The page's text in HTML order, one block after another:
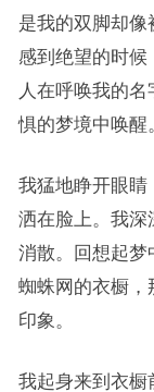
是我的双脚却
感到绝望的时
人在呼唤我的
惧的梦境中唤醒
我猛地睁开眼睛
洒在脸上。我深
消散。回想起梦
蜘蛛网的衣橱，
印象。
我起身来到衣橱